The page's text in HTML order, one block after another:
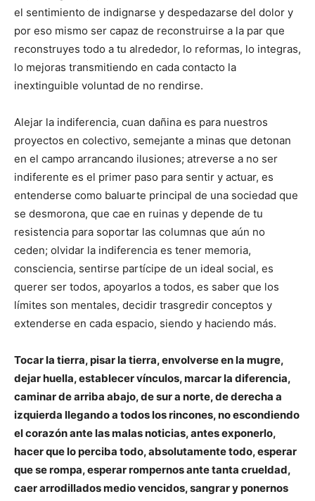
el sentimiento de indignarse y despedazarse del dolor y
por eso mismo ser capaz de reconstruirse a la par que
reconstruyes todo a tu alrededor, lo reformas, lo integras,
lo mejoras transmitiendo en cada contacto la
inextinguible voluntad de no rendirse.
Alejar la indiferencia, cuan dañina es para nuestros
proyectos en colectivo, semejante a minas que detonan
en el campo arrancando ilusiones; atreverse a no ser
indiferente es el primer paso para sentir y actuar, es
entenderse como baluarte principal de una sociedad que
se desmorona, que cae en ruinas y depende de tu
resistencia para soportar las columnas que aún no
ceden; olvidar la indiferencia es tener memoria,
consciencia, sentirse partícipe de un ideal social, es
querer ser todos, apoyarlos a todos, es saber que los
límites son mentales, decidir trasgredir conceptos y
extenderse en cada espacio, siendo y haciendo más.
Tocar la tierra, pisar la tierra, envolverse en la mugre,
dejar huella, establecer vínculos, marcar la diferencia,
caminar de arriba abajo, de sur a norte, de derecha a
izquierda llegando a todos los rincones, no escondiendo
el corazón ante las malas noticias, antes exponerlo,
hacer que lo perciba todo, absolutamente todo, esperar
que se rompa, esperar rompernos ante tanta crueldad,
caer arrodillados medio vencidos, sangrar y ponernos